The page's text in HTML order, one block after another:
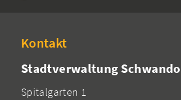
Kontakt
Stadtverwaltung
Spitalgarten 1